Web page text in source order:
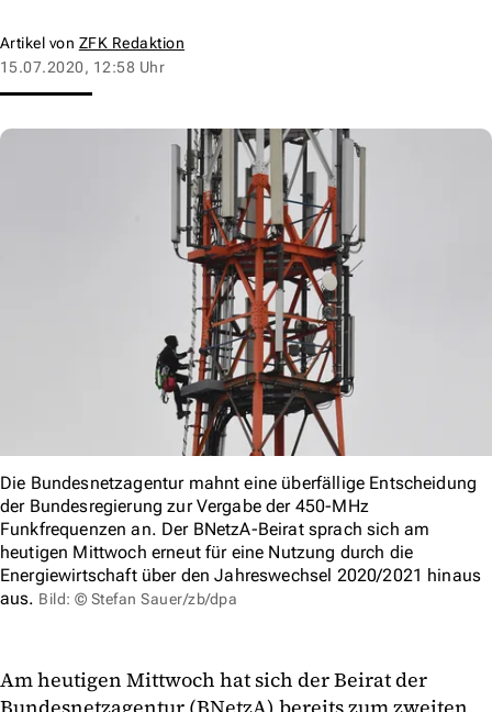
Artikel von ZFK Redaktion
15.07.2020, 12:58 Uhr
Die Bundesnetzagentur mahnt eine überfällige Entscheidung
der Bundesregierung zur Vergabe der 450-MHz
Funkfrequenzen an. Der BNetzA-Beirat sprach sich am
heutigen Mittwoch erneut für eine Nutzung durch die
Energiewirtschaft über den Jahreswechsel 2020/2021 hinaus
aus. Bild: © Stefan Sauer/zb/dpa
Am heutigen Mittwoch hat sich der Beirat der